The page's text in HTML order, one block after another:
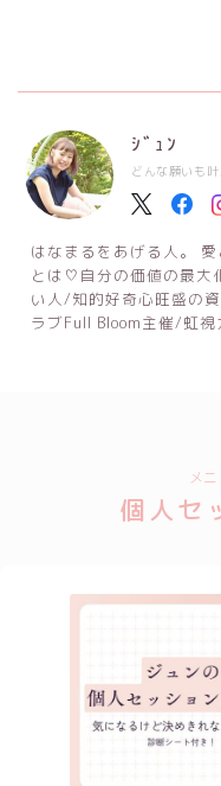
ｼﾞｭﾝ
どんな願いも叶
はなまるをあげる人。
とは♡自分の価値の最大
い人/知的好奇心旺盛の
ラブFull Bloom主催/虹
メ
個人セ